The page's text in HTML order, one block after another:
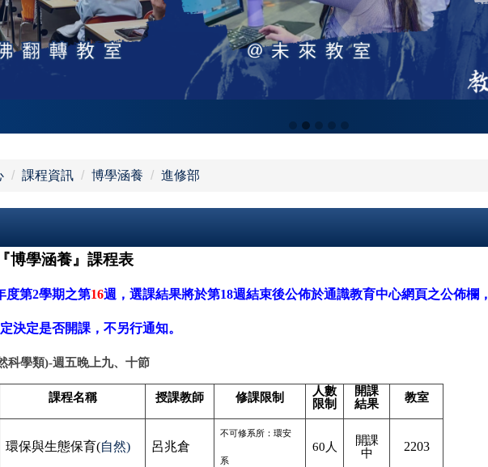
課程資訊 博學涵養 進修部
博學涵養』課程表
度第2學期之第16週，選課結果將於第18週結束後公佈於通識教育中心網頁之公佈欄，
決定是否開課，不另行通知。
科學類)-週五晚上九、十節
課程名稱 授課教師 修課限制
人數
限制
開課
結果
教室
環保與生態保育(自然) 呂兆倉
不可修系所：環安
系
60人
開課
中
2203